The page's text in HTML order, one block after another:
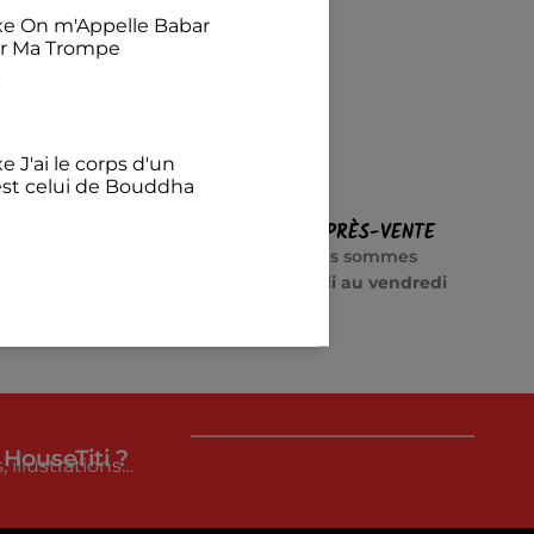
SERVICE APRÈS-VENTE
Besoin d’aide ? Nous sommes
du lundi au vendredi
?
illustrations…
On m'Appelle Babar
Ma Trompe
J'ai le corps d'un
celui de Bouddha